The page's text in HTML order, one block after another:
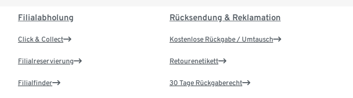
Filialabholung
Click & Collect
Filialreservierung
Filialfinder
Rücksendung & Reklamation
Kostenlose Rückgabe / Umtausch
Retourenetikett
30 Tage Rückgaberecht